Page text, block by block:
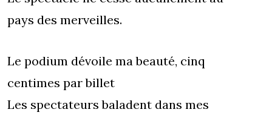
pays des merveilles.
Le podium dévoile ma beauté, cinq
centimes par billet
Les spectateurs baladent dans mes